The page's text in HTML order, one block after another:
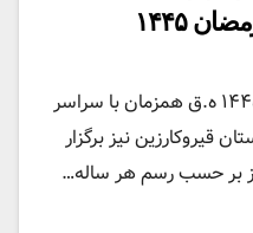
۱۴۴۵
مراسم دومین شب قدر رمضان ۱۴۴۵ ه.ق همزمان با سراسر
قیروکارزین نیز برگزار
بر حسب رسم هر ساله…